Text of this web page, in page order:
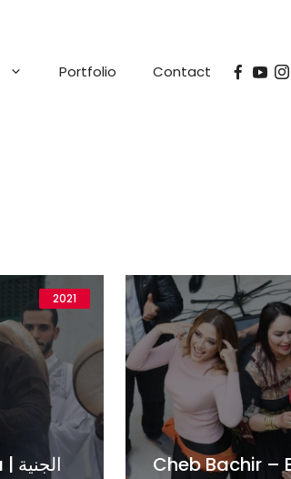
Portfolio Contact
2021
Cheb Bachir – Al Jennia | الجنية